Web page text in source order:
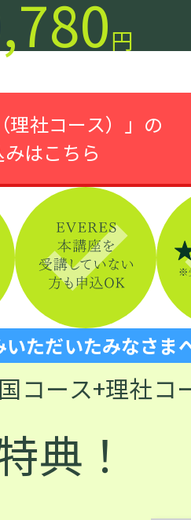
円
理社コース）」の
はこちら
ただいたみなさま
コース+理社コ
典！